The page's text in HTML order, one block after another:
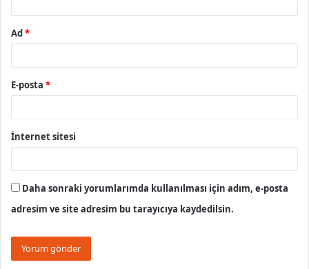
Ad *
E-posta *
İnternet sitesi
Daha sonraki yorumlarımda kullanılması için adım, e-posta
adresim ve site adresim bu tarayıcıya kaydedilsin.